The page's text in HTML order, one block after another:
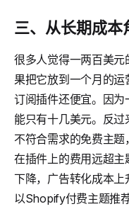
三、从长期成
很多人觉得一两百美
果把它放到一个月的
订阅插件还便宜。因
能只有十几美元。反
不符合需求的免费主
在插件上的费用远超
下降，广告转化成本
以Shopify付费主题推